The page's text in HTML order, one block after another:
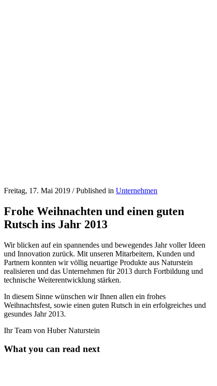
Freitag, 17. Mai 2019 /Published in Unternehmen
Frohe Weihnachten und einen guten
Rutsch ins Jahr 2013
Wir blicken auf ein spannendes und bewegendes Jahr voller Ideen
und Innovation zurück. Mit unseren Mitarbeitern, Kunden und
Partnern konnten wir völlig neuartige Produkte aus Naturstein
realisieren und das Unternehmen für 2013 durch Fortbildung und
technische Weiterentwicklung stärken.
In diesem Sinne wünschen wir Ihnen allen ein frohes
Weihnachtsfest, sowie einen guten Rutsch in ein erfolgreiches und
gesundes Jahr 2013.
Ihr Team von Huber Naturstein
What you can read next